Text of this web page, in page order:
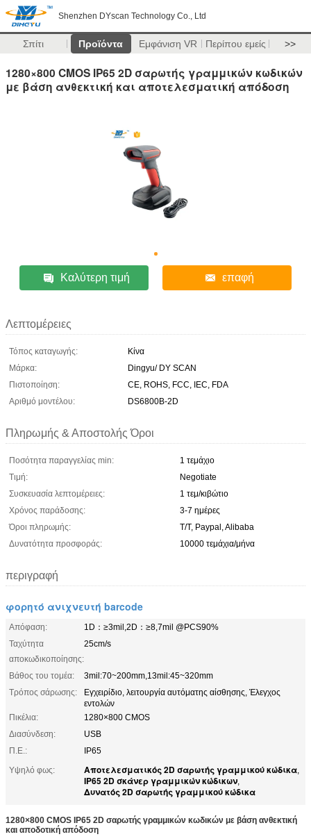
Shenzhen DYscan Technology Co., Ltd
Σπίτι Προϊόντα Εμφάνιση VR Περίπου εμείς >>
1280×800 CMOS IP65 2D σαρωτής γραμμικών κωδικών
με βάση ανθεκτική και αποτελεσματική απόδοση
Καλύτερη τιμή επαφή
Λεπτομέρειες
Τόπος καταγωγής:
Κίνα
Μάρκα:
Dingyu/ DY SCAN
Πιστοποίηση:
CE, ROHS, FCC, IEC, FDA
Αριθμό μοντέλου:
DS6800B-2D
Πληρωμής & Αποστολής Όροι
Ποσότητα παραγγελίας min:
1 τεμάχιο
Τιμή:
Negotiate
Συσκευασία λεπτομέρειες:
1 τεμ/κιβώτιο
Χρόνος παράδοσης:
3-7 ημέρες
Όροι πληρωμής:
T/T, Paypal, Alibaba
Δυνατότητα προσφοράς:
10000 τεμάχια/μήνα
περιγραφή
φορητό ανιχνευτή barcode
Απόφαση:
1D：≥3mil,2D：≥8,7mil @PCS90%
Ταχύτητα
αποκωδικοποίησης:
25cm/s
Βάθος του τομέα:
3mil:70~200mm,13mil:45~320mm
Τρόπος σάρωσης:
Εγχειρίδιο, λειτουργία αυτόματης αίσθησης, Έλεγχος
εντολών
Πικέλια:
1280×800 CMOS
Διασύνδεση:
USB
Π.Ε.:
IP65
Υψηλό φως:
Αποτελεσματικός 2D σαρωτής γραμμικού κώδικα,
IP65 2D σκάνερ γραμμικών κώδικων,
Δυνατός 2D σαρωτής γραμμικού κώδικα
1280×800 CMOS IP65 2D σαρωτής γραμμικών κωδικών με βάση ανθεκτική
και αποδοτική απόδοση